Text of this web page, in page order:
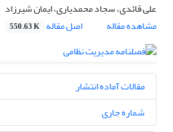
علی قائدی، سجاد محمدیاری، ایمان شیرزاد
مشاهده مقاله
اصل مقاله 550.63 K
مقالات آماده انتشار
شماره جاری